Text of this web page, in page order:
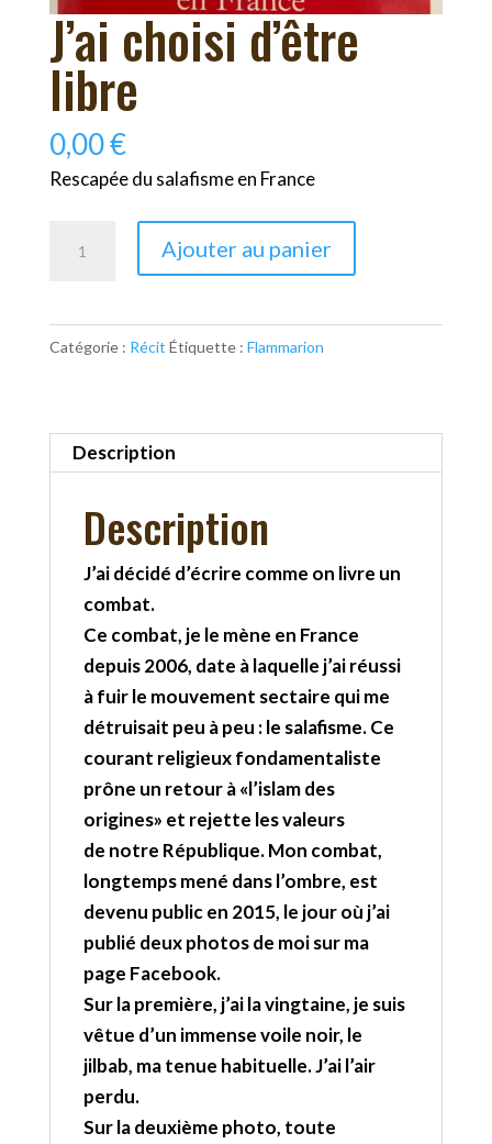
J’ai choisi d’être
libre
0,00€
Rescapée du salafisme en France
choisi
d'être
Ajouter au panier
Catégorie : Récit Étiquette : Flammarion
Description
Description
J’ai décidé d’écrire comme on livre un
combat.
Ce combat, je le mène en France
depuis 2006, date à laquelle j’ai réussi
à fuir le mouvement sectaire qui me
détruisait peu à peu : le salafisme. Ce
courant religieux fondamentaliste
prône un retour à «l’islam des
origines» et rejette les valeurs
de notre République. Mon combat,
longtemps mené dans l’ombre, est
devenu public en 2015, le jour où j’ai
publié deux photos de moi sur ma
page Facebook.
Sur la première, j’ai la vingtaine, je suis
vêtue d’un immense voile noir, le
jilbab, ma tenue habituelle. J’ai l’air
perdu.
Sur la deuxième photo, toute